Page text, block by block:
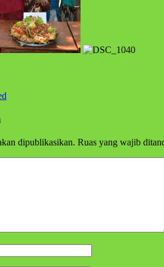
dipublikasikan. Ruas yang wajib